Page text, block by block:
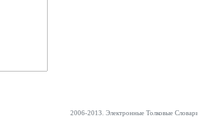
2006-2013. Электронные Толковые